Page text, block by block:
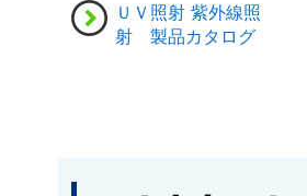
ＵＶ照射 紫外線照
射 製品カタログ